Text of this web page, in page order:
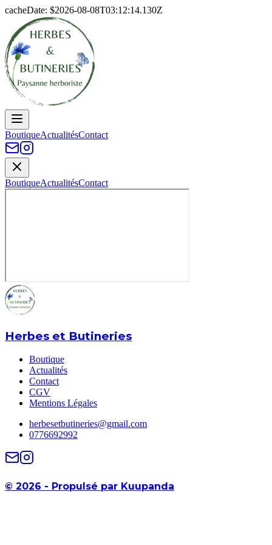
cacheDate: $2026-08-08T03:12:14.130Z
BoutiqueActualitésContact
BoutiqueActualitésContact
Herbes et Butineries
Boutique
Actualités
Contact
CGV
Mentions Légales
herbesetbutineries@gmail.com
0776692992
© 2026 - Propulsé par Kuupanda